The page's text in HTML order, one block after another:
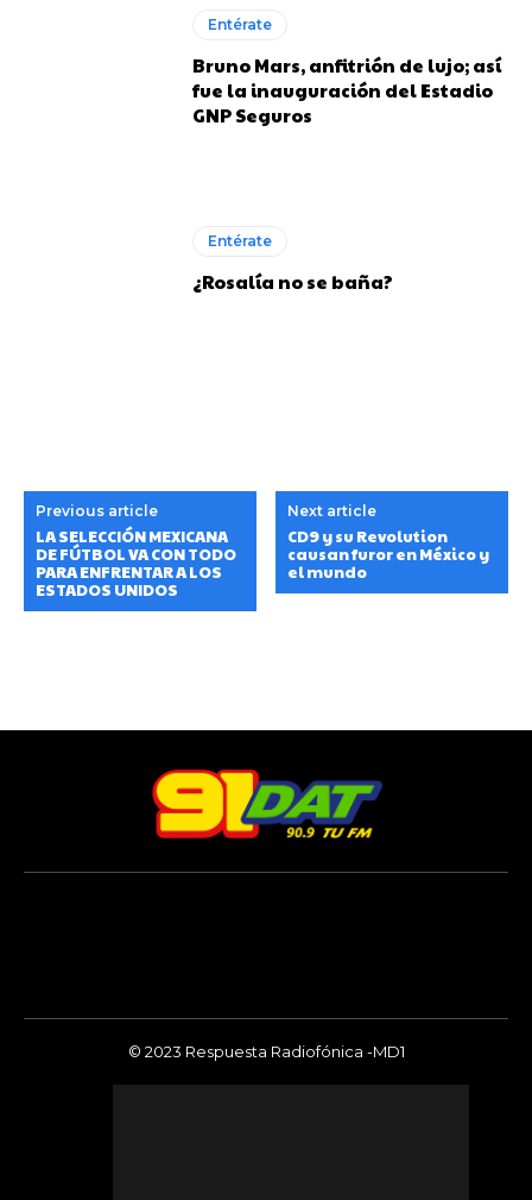
Entérate
Bruno Mars, anfitrión de lujo; así
fue la inauguración del Estadio
GNP Seguros
Entérate
¿Rosalía no se baña?
Previous article
LA SELECCIÓN MEXICANA
DE FÚTBOL VA CON TODO
PARA ENFRENTAR A LOS
ESTADOS UNIDOS
Next article
CD9 y su Revolution
causan furor en México y
el mundo
© 2023 Respuesta Radiofónica -MD1